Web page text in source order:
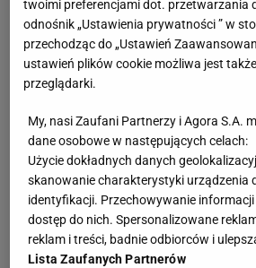
twoimi preferencjami dot. przetwarzania
odnośnik „Ustawienia prywatności ” w
przechodząc do „Ustawień
ustawień plików cookie możliwa jest
przeglądarki.
My, nasi Zaufani Partnerzy i Agora S.A.
dane osobowe w następujących celach:
Użycie dokładnych danych
skanowanie charakterystyki urządzenia
identyfikacji. Przechowywanie
dostęp do nich. Spersonalizowane
reklam i treści, badnie odbiorców i
Lista Zaufanych Partnerów